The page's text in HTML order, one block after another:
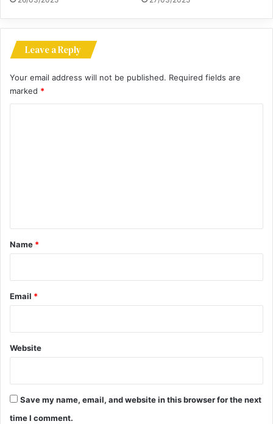
Leave a Reply
Your email address will not be published. Required fields are
marked *
*
Name *
Email *
Website
Save my name, email, and website in this browser for the next
time I comment.